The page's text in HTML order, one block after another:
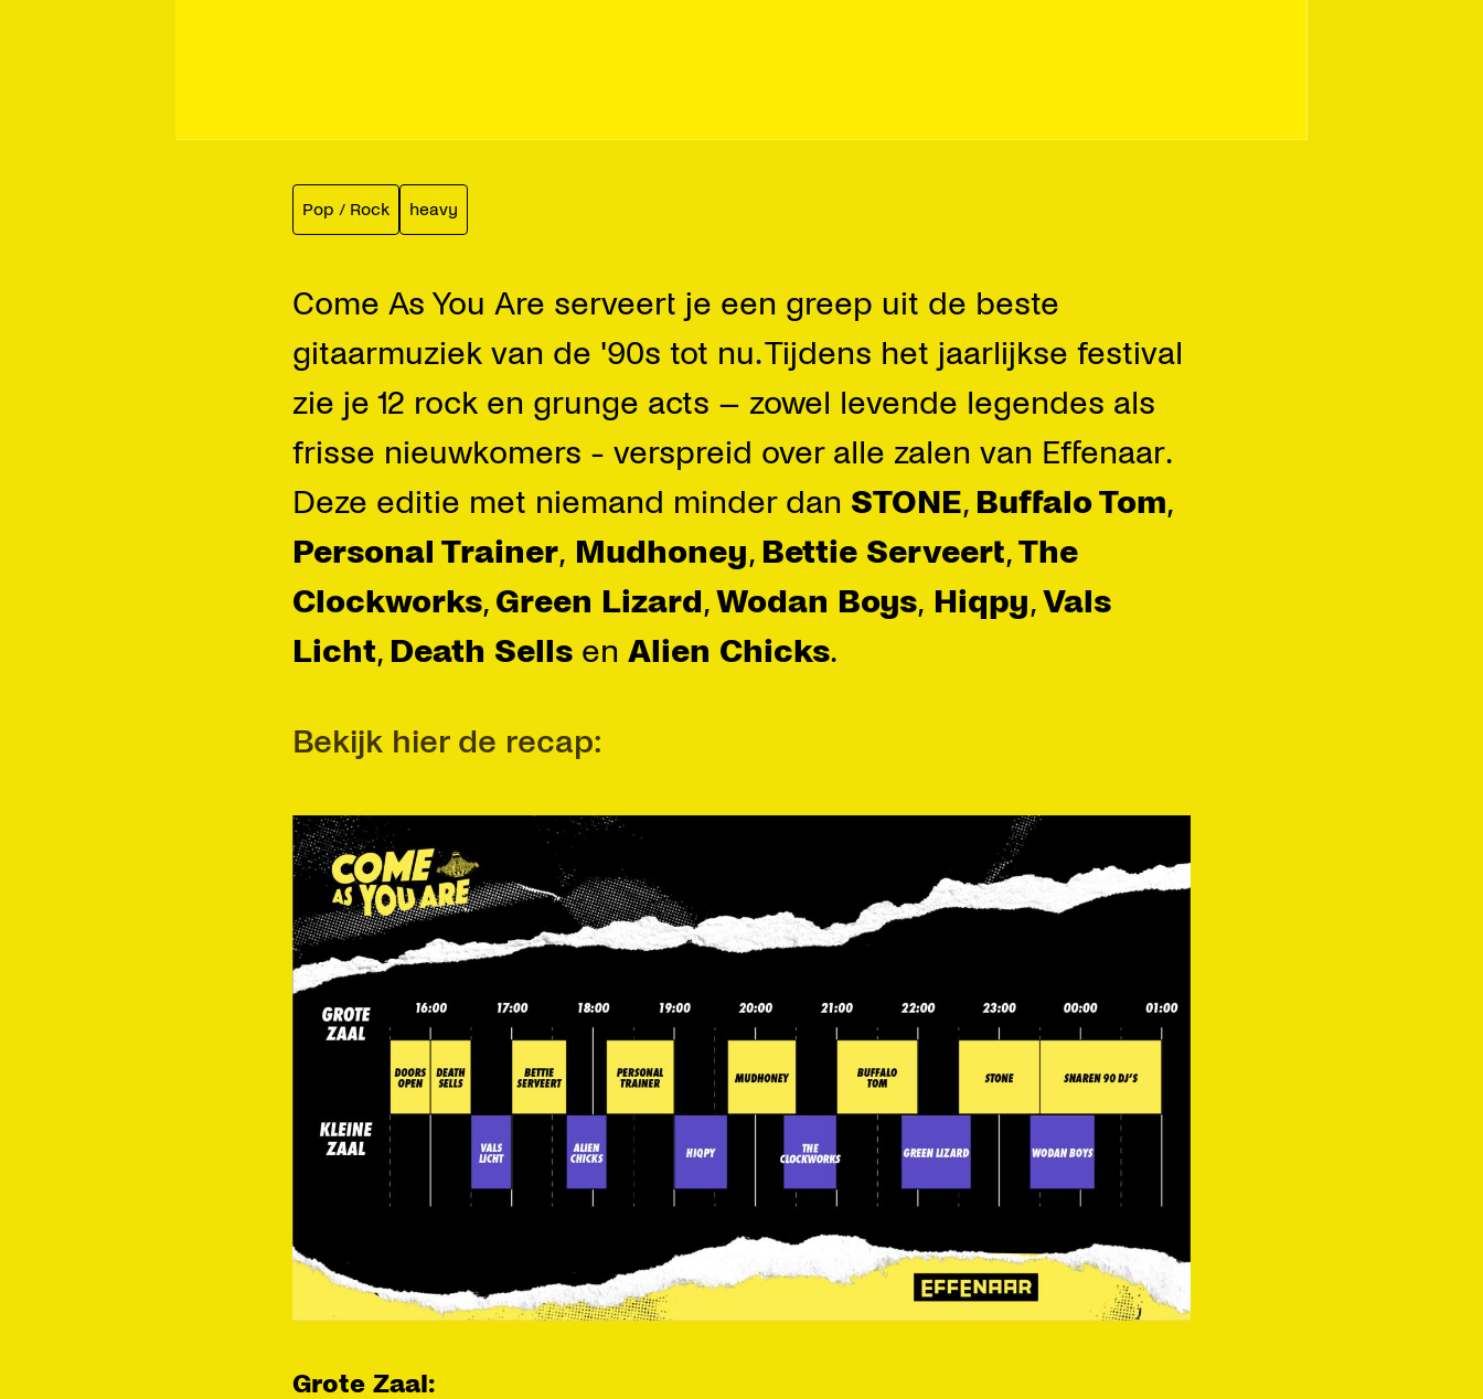
Pop / Rock heavy
Come As You Are serveert je een greep uit de beste
gitaarmuziek van de '90s tot nu. Tijdens het jaarlijkse festival
zie je 12 rock en grunge acts – zowel levende legendes als
frisse nieuwkomers - verspreid over alle zalen van Effenaar.
Deze editie met niemand minder dan STONE, Buffalo Tom,
Personal Trainer, Mudhoney, Bettie Serveert,The
Clockworks, Green Lizard,Wodan Boys, Hiqpy,Vals
Licht, Death Sells enAlien Chicks.
Bekijk hier de recap:
Grote Zaal: